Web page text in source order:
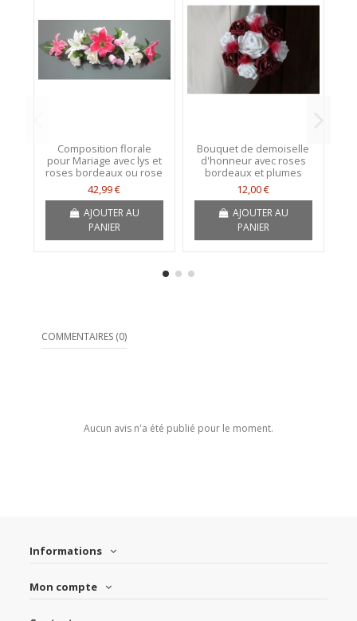
Composition florale
pour Mariage avec lys et
roses bordeaux ou rose
42,99 €
AJOUTER AU
PANIER
Bouquet de demoiselle
d'honneur avec roses
bordeaux et plumes
12,00 €
AJOUTER AU
PANIER
COMMENTAIRES (0)
Aucun avis n'a été publié pour le moment.
Informations
Mon compte